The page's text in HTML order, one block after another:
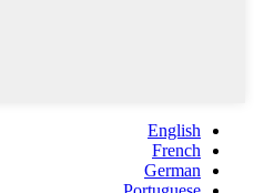
English
French
German